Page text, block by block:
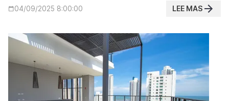
04/09/2025 8:00:00 LEE MAS